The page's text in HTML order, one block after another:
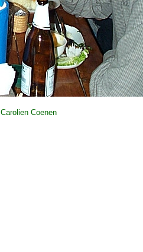
Carolien Coenen